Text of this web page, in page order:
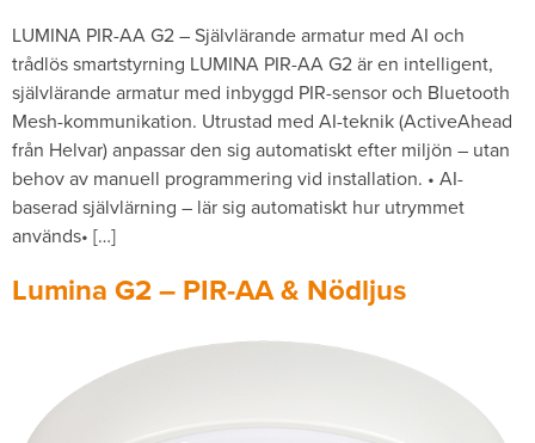
LUMINA PIR-AA G2 – Självlärande armatur med AI och
trådlös smartstyrning LUMINA PIR-AA G2 är en intelligent,
självlärande armatur med inbyggd PIR-sensor och Bluetooth
Mesh-kommunikation. Utrustad med AI-teknik (ActiveAhead
från Helvar) anpassar den sig automatiskt efter miljön – utan
behov av manuell programmering vid installation. • AI-
baserad självlärning – lär sig automatiskt hur utrymmet
används• […]
Lumina G2 – PIR-AA & Nödljus